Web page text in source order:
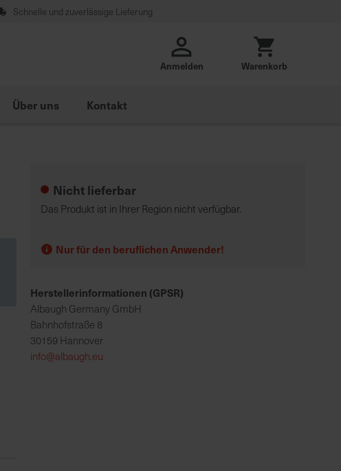
Schnelle und zuverlässige Lieferung
Anmelden Warenkorb
Über uns Kontakt
Nicht lieferbar
Das Produkt ist in Ihrer Region nicht verfügbar.
Nur für den beruflichen Anwender!
Herstellerinformationen (GPSR)
Albaugh Germany GmbH
Bahnhofstraße 8
30159 Hannover
info@albaugh.eu